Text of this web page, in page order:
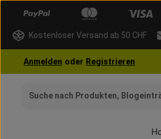
Hauptinhalt springen
Zur Suche springen
Zur Hauptnavigation springen
Kostenloser Versand ab 50 CHF
Anmelden oder Registrieren